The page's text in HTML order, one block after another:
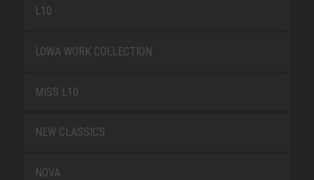
L10
LOWA WORK COLLECTION
MISS L10
NEW CLASSICS
NOVA